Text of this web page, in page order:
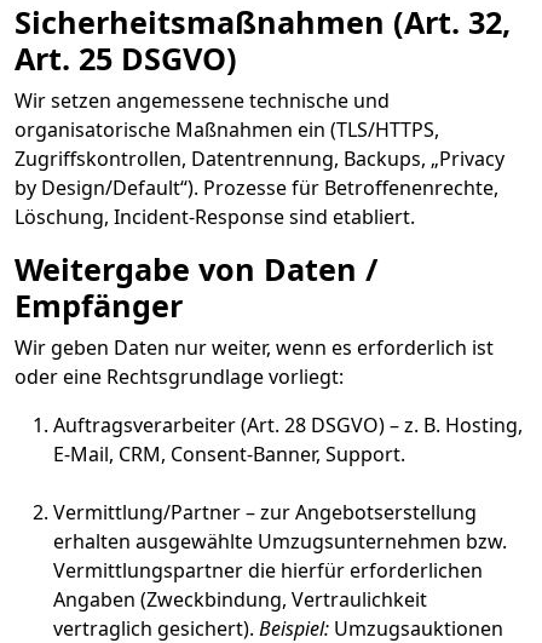
Sicherheitsmaßnahmen (Art. 32,
Art. 25 DSGVO)
Wir setzen angemessene technische und
organisatorische Maßnahmen ein (TLS/HTTPS,
Zugriffskontrollen, Datentrennung, Backups, „Privacy
by Design/Default“). Prozesse für Betroffenenrechte,
Löschung, Incident-Response sind etabliert.
Weitergabe von Daten /
Empfänger
Wir geben Daten nur weiter, wenn es erforderlich ist
oder eine Rechtsgrundlage vorliegt:
Auftragsverarbeiter (Art. 28 DSGVO) – z. B. Hosting,
E-Mail, CRM, Consent-Banner, Support.
Vermittlung/Partner – zur Angebotserstellung
erhalten ausgewählte Umzugsunternehmen bzw.
Vermittlungspartner die hierfür erforderlichen
Angaben (Zweckbindung, Vertraulichkeit
vertraglich gesichert). Beispiel: Umzugsauktionen